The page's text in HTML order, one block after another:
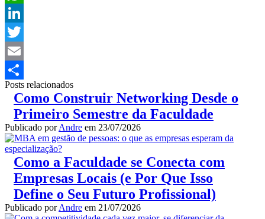
WhatsApp
LinkedIn
Twitter
Email
Share
Posts relacionados
Como Construir Networking Desde o
Primeiro Semestre da Faculdade
Publicado porAndre em 23/07/2026
Como a Faculdade se Conecta com
Empresas Locais (e Por Que Isso
Define o Seu Futuro Profissional)
Publicado porAndre em 21/07/2026